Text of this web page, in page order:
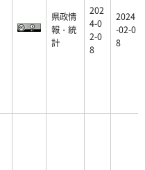
県政情
報・統
計
202
4-0
2-0
8
2024
-02-0
8